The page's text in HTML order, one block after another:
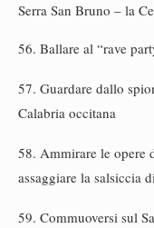
Serra San Bruno – la
56. Ballare al “rave
57. Guardare dallo
Calabria occitana
58. Ammirare le opere
assaggiare la salsiccia
59. Commuoversi sul